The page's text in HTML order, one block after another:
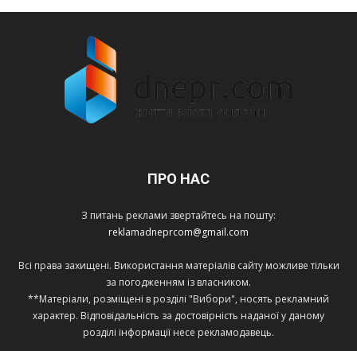
ПРО НАС
З питань реклами звертайтесь на пошту:
reklamadneprcom@gmail.com
Всі права захищені. Використання матеріалів сайту можливе тільки
за погодженням із власником.
**Матеріали, розміщені в розділі "Вибори", носять рекламний
характер. Відповідальність за достовірність наданої у даному
розділі інформації несе рекламодавець.